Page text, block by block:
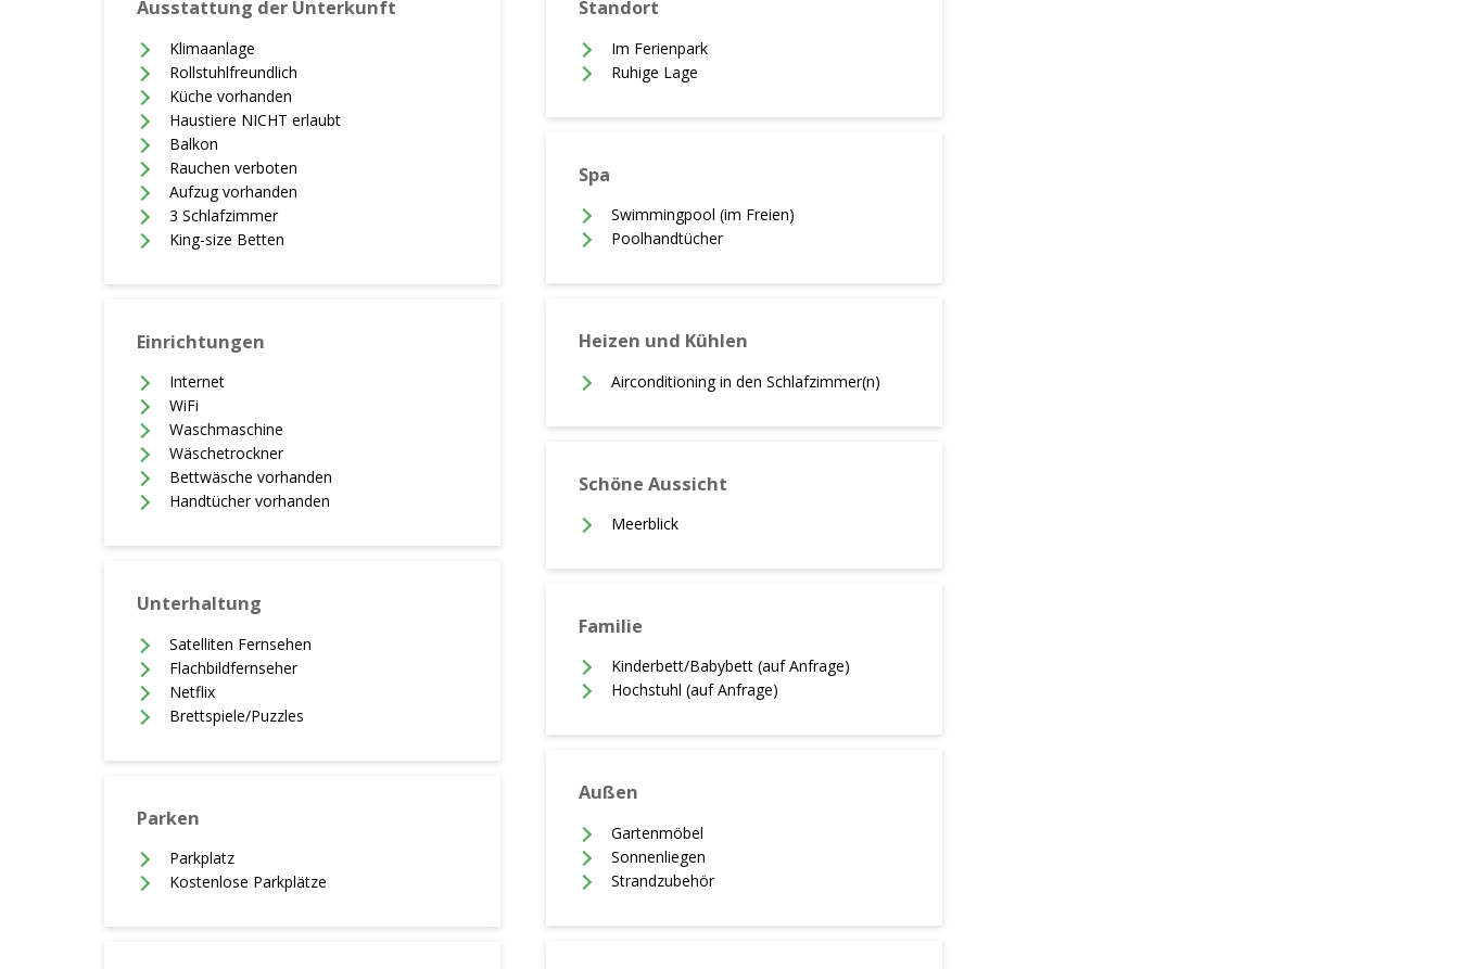
Ausstattung der Unterkunft
Klimaanlage
Rollstuhlfreundlich
Küche vorhanden
Haustiere NICHT erlaubt
Balkon
Rauchen verboten
Aufzug vorhanden
3 Schlafzimmer
King-size Betten
Einrichtungen
Internet
WiFi
Waschmaschine
Wäschetrockner
Bettwäsche vorhanden
Handtücher vorhanden
Unterhaltung
Satelliten Fernsehen
Flachbildfernseher
Netflix
Brettspiele/Puzzles
Parken
Parkplatz
Kostenlose Parkplätze
Standort
Im Ferienpark
Ruhige Lage
Spa
Swimmingpool (im Freien)
Poolhandtücher
Heizen und Kühlen
Airconditioning in den Schlafzimmer(n)
Schöne Aussicht
Meerblick
Familie
Kinderbett/Babybett (auf Anfrage)
Hochstuhl (auf Anfrage)
Außen
Gartenmöbel
Sonnenliegen
Strandzubehör